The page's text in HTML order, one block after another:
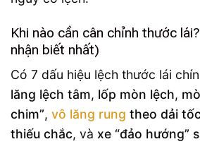
Khi nào cần cân chỉnh thước
nhận biết nhất)
Có 7 dấu hiệu lệch thước lái
lăng lệch tâm, lốp mòn lệch,
chim”, vô lăng rung theo dải
thiếu chắc, và xe “đảo hướng”